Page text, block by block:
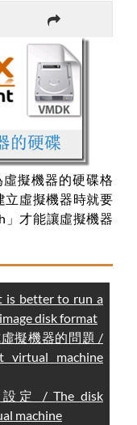
虛擬機器的硬碟格
立虛擬機器時就要
」才能讓虛擬機器
better to run a
disk format
擬機器的問題 /
virtual machine
定 / The disk
machine